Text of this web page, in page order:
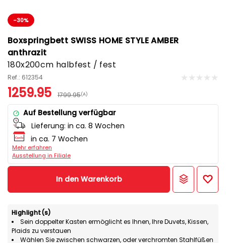
-30%
Boxspringbett SWISS HOME STYLE AMBER
anthrazit
180x200cm halbfest / fest
Ref.: 612354
1259.95 1799.95(A)
Auf Bestellung verfügbar
Lieferung: in ca. 8 Wochen
in ca. 7 Wochen
Mehr erfahren
Ausstellung in Filiale
In den Warenkorb
Highlight(s)
Sein doppelter Kasten ermöglicht es Ihnen, Ihre Duvets, Kissen,
Plaids zu verstauen
Wählen Sie zwischen schwarzen, oder verchromten Stahlfüßen